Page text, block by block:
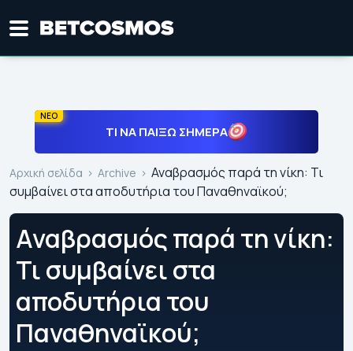
ΝΕΟ
ΤΙ ΝΑ ΠΑΊΞΩ ΣΉΜΕΡΑ
Αρχική σελίδα Archive
Αναβρασμός παρά τη νίκη: Τι
συμβαίνει στα αποδυτήρια του Παναθηναϊκού;
Αναβρασμός παρά τη νίκη:
Τι συμβαίνει στα
αποδυτήρια του
Παναθηναϊκού;